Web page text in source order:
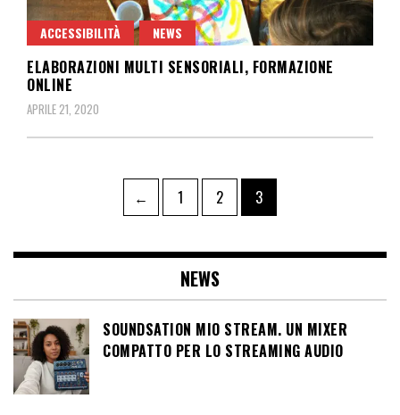
ACCESSIBILITÀ NEWS
ELABORAZIONI MULTI SENSORIALI, FORMAZIONE
ONLINE
APRILE 21, 2020
articoli
← Pagina
1 Pagina
2 Pagina
3
NEWS
SOUNDSATION MIO STREAM. UN MIXER
COMPATTO PER LO STREAMING AUDIO